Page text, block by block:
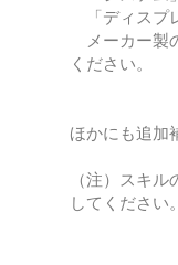
「ディスプ
メーカー製
ください。
ほかにも追加
（注）スキ
してください